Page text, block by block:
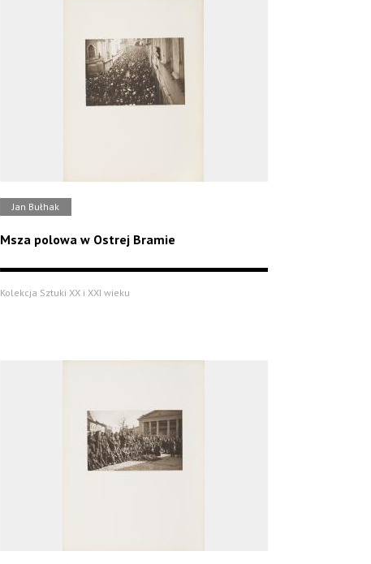
Jan Bułhak
Msza polowa w Ostrej Bramie
Kolekcja Sztuki XX i XXI wieku